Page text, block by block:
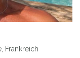
Frankreich